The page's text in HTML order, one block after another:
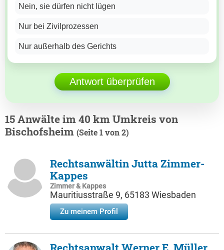
Nein, sie dürfen nicht lügen
Nur bei Zivilprozessen
Nur außerhalb des Gerichts
Antwort überprüfen
15 Anwälte im 40 km Umkreis von
Bischofsheim (Seite 1 von 2)
Rechtsanwältin Jutta Zimmer-
Kappes
Zimmer & Kappes
Mauritiusstraße 9, 65183 Wiesbaden
Zu meinem Profil